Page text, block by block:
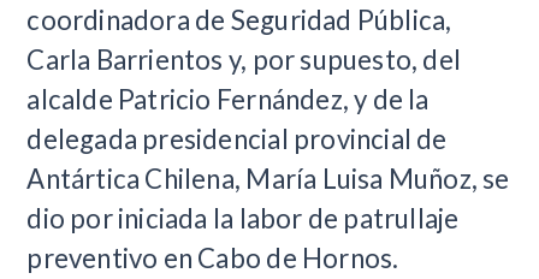
coordinadora de Seguridad Pública,
Carla Barrientos y, por supuesto, del
alcalde Patricio Fernández, y de la
delegada presidencial provincial de
Antártica Chilena, María Luisa Muñoz, se
dio por iniciada la labor de patrullaje
preventivo en Cabo de Hornos.